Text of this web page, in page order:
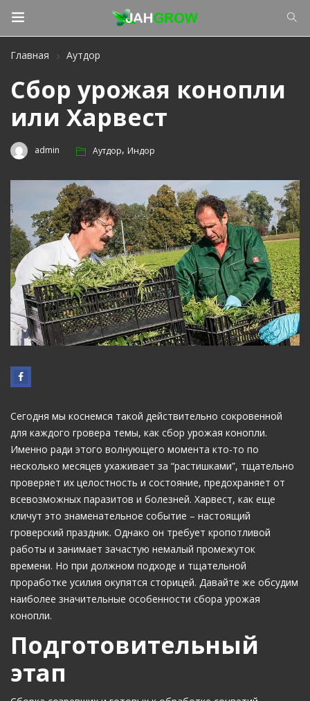
Главная Аутдор
Сбор урожая конопли
или Харвест
admin Аутдор, Индор
Сегодня мы коснемся такой действительно сокровенной
для каждого гровера темы, как сбор урожая конопли.
Именно ради этого волнующего момента кто-то по
несколько месяцев ухаживает за “растишками”, тщательно
проверяет их целостность и состояние, предохраняет от
всевозможных паразитов и болезней. Харвест, как еще
кличут это знаменательное событие – настоящий
гроверский праздник. Однако он требует кропотливой
работы и занимает зачастую немалый промежуток
времени. Но при должном подходе и тщательной
проработке усилия окупятся сторицей. Давайте же обсудим
наиболее значительные особенности сбора урожая
конопли.
Подготовительный
этап